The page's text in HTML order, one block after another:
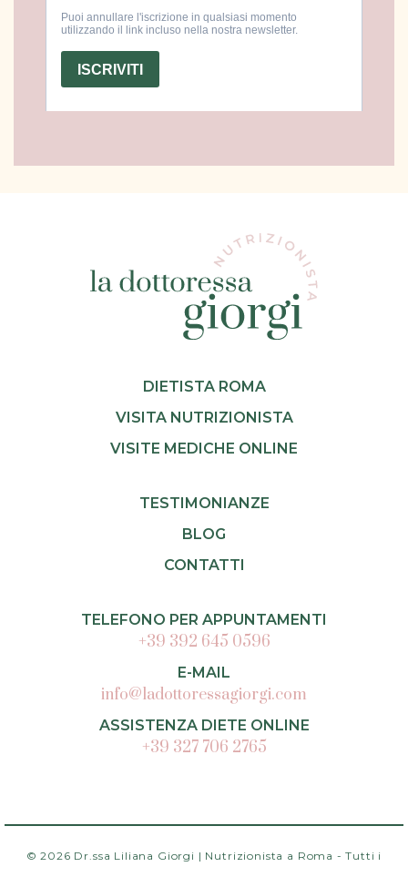
DIETISTA ROMA
VISITA NUTRIZIONISTA
VISITE MEDICHE ONLINE
TESTIMONIANZE
BLOG
CONTATTI
TELEFONO PER APPUNTAMENTI
+39 392 645 0596
E-MAIL
info@ladottoressagiorgi.com
ASSISTENZA DIETE ONLINE
+39 327 706 2765
© 2026 Dr.ssa Liliana Giorgi | Nutrizionista a Roma - Tutti i